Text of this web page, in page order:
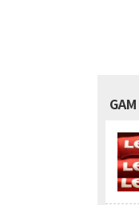
GAM